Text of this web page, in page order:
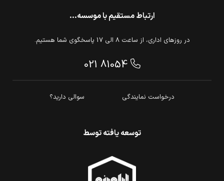
ارتباط مستقیم با موسسه...
در روزهای اداری، از ساعت 8 الی 17 پاسخگوی شما هستیم.
021 81054
درخواست نمایندگی سوالی دارید؟
توسعه یافته توسط